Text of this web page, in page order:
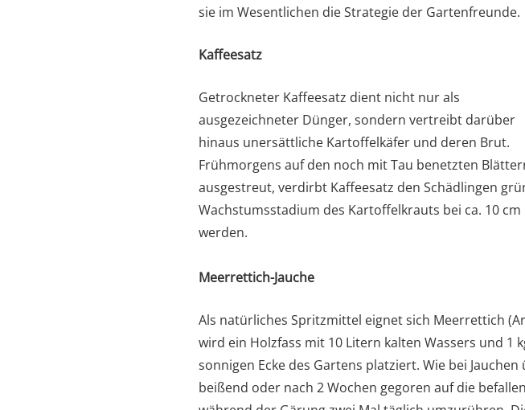
sie im Wesentlichen die Strategie der Gartenfreunde.
Kaffeesatz
Getrockneter Kaffeesatz dient nicht nur als
ausgezeichneter Dünger, sondern vertreibt darüber
hinaus unersättliche Kartoffelkäfer und deren Brut.
Frühmorgens auf den noch mit Tau benetzten
ausgestreut, verdirbt Kaffeesatz den Schädlingen
Wachstumsstadium des Kartoffelkrauts bei ca. 10
werden.
Meerrettich-Jauche
Als natürliches Spritzmittel eignet sich Meerrettich
wird ein Holzfass mit 10 Litern kalten Wassers und
sonnigen Ecke des Gartens platziert. Wie bei
beißend oder nach 2 Wochen gegoren auf die